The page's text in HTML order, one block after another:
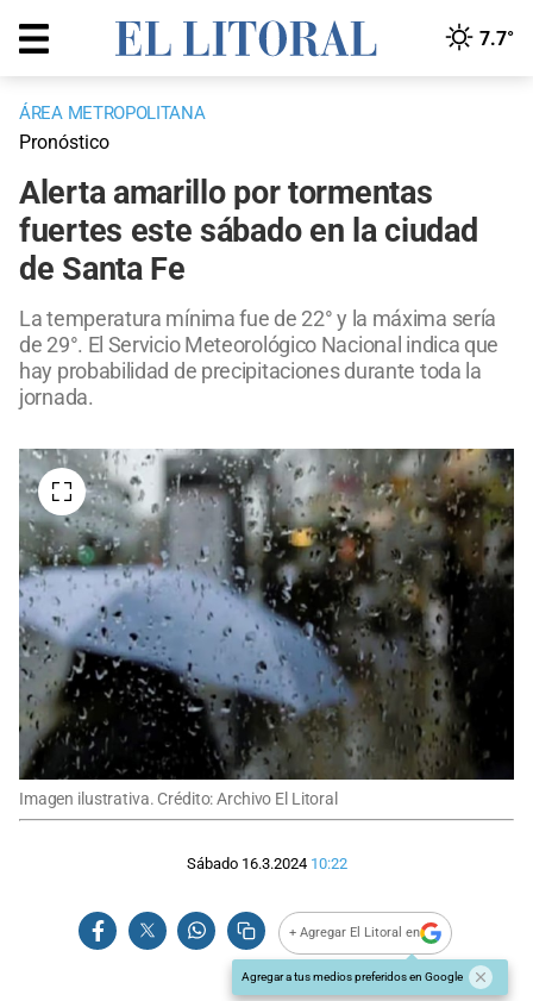
7.7°
ÁREA METROPOLITANA
Pronóstico
Alerta amarillo por tormentas
fuertes este sábado en la ciudad
de Santa Fe
La temperatura mínima fue de 22° y la máxima sería
de 29°. El Servicio Meteorológico Nacional indica que
hay probabilidad de precipitaciones durante toda la
jornada.
Imagen ilustrativa. Crédito: Archivo El Litoral
Sábado 16.3.2024 10:22
+ Agregar El Litoral en
Agregar a tus medios preferidos en Google